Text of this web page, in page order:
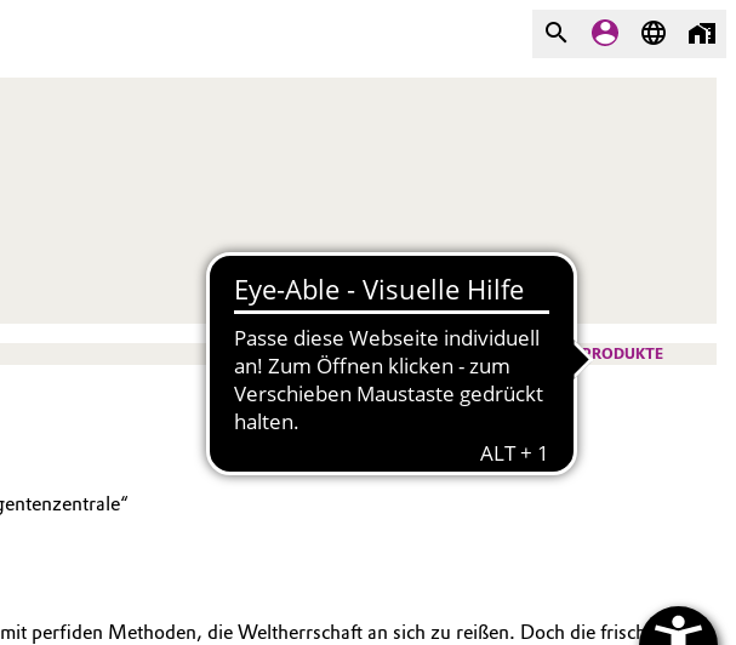
PRODUKTE
perfiden Methoden, die Weltherrschaft an sich zu reißen. Doch die frisch